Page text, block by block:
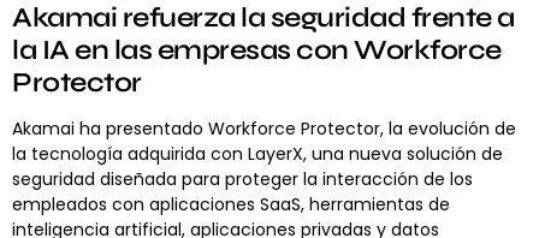
Akamai refuerza la seguridad frente a
la IA en las empresas con Workforce
Protector
Akamai ha presentado Workforce Protector, la evolución de
la tecnología adquirida con LayerX, una nueva solución de
seguridad diseñada para proteger la interacción de los
empleados con aplicaciones SaaS, herramientas de
inteligencia artificial, aplicaciones privadas y datos